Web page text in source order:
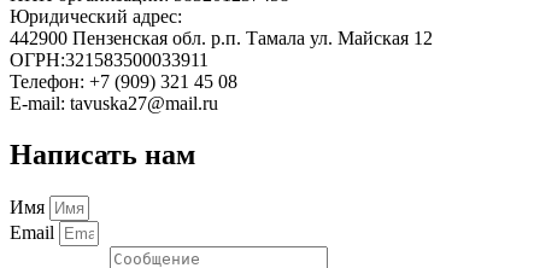
Юридический адрес:
442900 Пензенская обл. р.п. Тамала ул. Майская 12
ОГРН:321583500033911
Телефон: +7 (909) 321 45 08
E-mail: tavuska27@mail.ru
Написать нам
Имя
Email